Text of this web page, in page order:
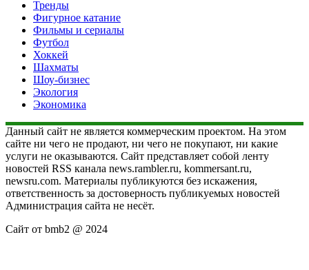
Тренды
Фигурное катание
Фильмы и сериалы
Футбол
Хоккей
Шахматы
Шоу-бизнес
Экология
Экономика
Данный сайт не является коммерческим проектом. На этом
сайте ни чего не продают, ни чего не покупают, ни какие
услуги не оказываются. Сайт представляет собой ленту
новостей RSS канала news.rambler.ru, kommersant.ru,
newsru.com. Материалы публикуются без искажения,
ответственность за достоверность публикуемых новостей
Администрация сайта не несёт.
Сайт от bmb2 @ 2024